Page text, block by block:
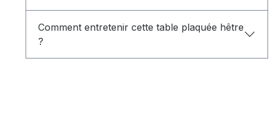
Comment entretenir cette table plaquée hêtre
?